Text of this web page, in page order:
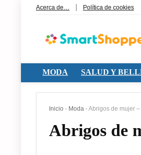
Acerca de… Política de cookies
MODA SALUD Y
Inicio - Moda -Abrigos de mujer
Abrigos de